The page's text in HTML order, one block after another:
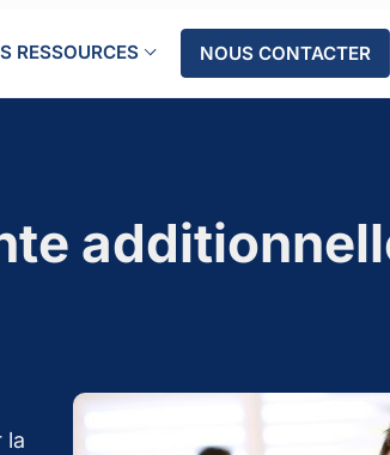
RESSOURCES NOUS CONTACTER
la